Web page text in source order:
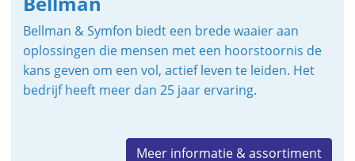
Bellman & Symfon biedt een brede waaier aan
oplossingen die mensen met een hoorstoornis de
kans geven om een vol, actief leven te leiden. Het
bedrijf heeft meer dan 25 jaar ervaring.
Meer informatie & assortiment